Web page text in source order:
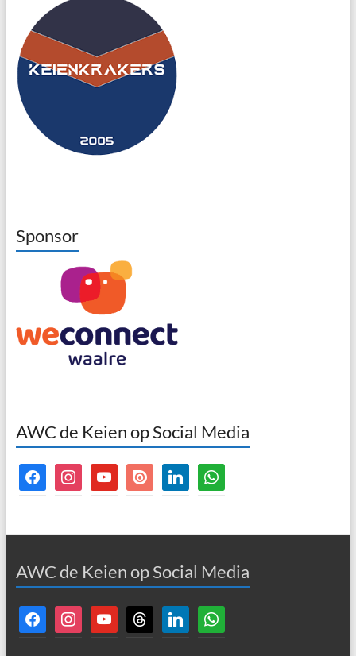
Sponsor
AWC de Keien op Social Media
facebookinstagramyoutubeissuu linkedinwhatsapp
AWC de Keien op Social Media
facebookinstagramyoutube threads linkedin whatsapp